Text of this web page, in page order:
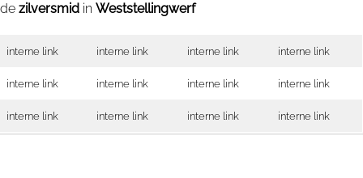
de zilversmid in Weststellingwerf
interne link interne link interne link interne link
interne link interne link interne link interne link
interne link interne link interne link interne link